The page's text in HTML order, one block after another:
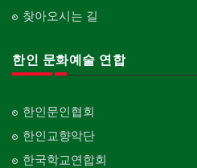
찾아오시는 길
한인 문화예술 연합
한인문인협회
한인교향악단
한국학교연합회